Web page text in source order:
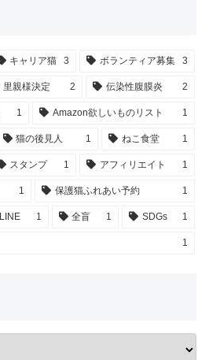
キャリア猫 3 ボランティア募集 3
里親様決定 2 伝染性腹膜炎 2
1 Amazon欲しいものリスト 1
猫の後見人 1 ねこ食堂 1
スタンプ 1 アフィリエイト 1
1 保護猫ふれあい予約 1
LINE 1 全盲 1 SDGs 1
1